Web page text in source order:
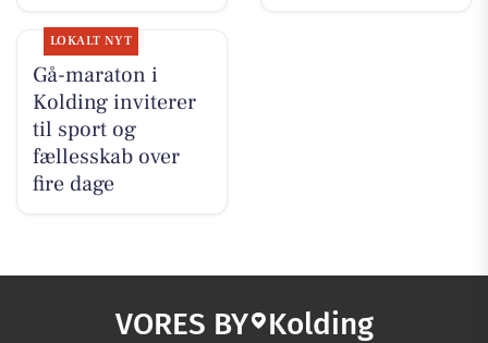
LOKALT NYT
Gå-maraton i
Kolding inviterer
til sport og
fællesskab over
fire dage
VORES BY Kolding